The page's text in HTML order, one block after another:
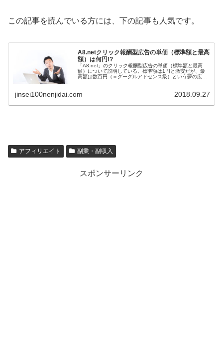
この記事を読んでいる方には、下の記事も人気です。
A8.netクリック報酬型広告の単価（標準額と最高
額）は何円!?
「A8.net」のクリック報酬型広告の単価（標準額と最高
額）について説明している。標準額は1円と激安だが、最
高額は数百円（＝グーグルアドセンス級）という夢の広告
jinsei100nenjidai.com 2018.09.27
アフィリエイト 副業・副収入
スポンサーリンク